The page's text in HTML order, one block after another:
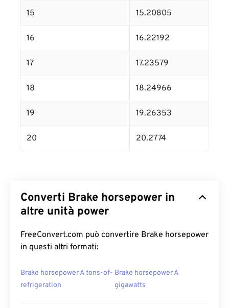
15 15.20805
16 16.22192
17 17.23579
18 18.24966
19 19.26353
20 20.2774
Converti Brake horsepower in
altre unità power
FreeConvert.com può convertire Brake horsepower
in questi altri formati:
Brake horsepower A tons-of-
refrigeration
Brake horsepower A
gigawatts